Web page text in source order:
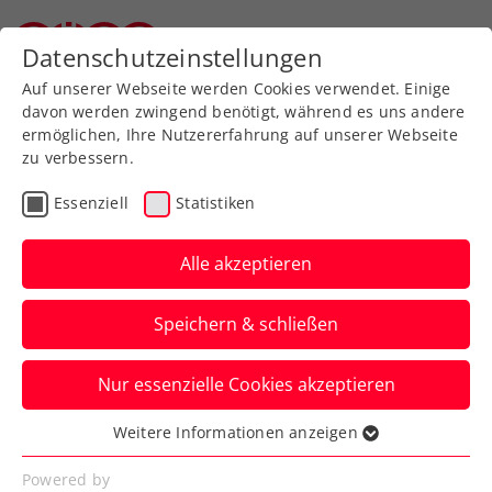
Zurück zur Newsübersicht
Turniere
Generali Open Kitzbühel
2024 mit Ofner und
Thiem
Österreichs Nummern eins und zwei
haben ihre fixen Zusagen fürs ATP-250-
Turnier in Tirol gegeben.
Verfasst von: Presseaussendung / Redaktion, 10.01.2024
Datenschutzeinstellungen
Auf unserer Webseite werden Cookies verwendet. Einige
davon werden zwingend benötigt, während es uns andere
ermöglichen, Ihre Nutzererfahrung auf unserer Webseite
zu verbessern.
Essenziell Statistiken
Alle akzeptieren
Speichern & schließen
Nur essenzielle Cookies akzeptieren
Essenziell
Essenzielle Cookies werden für grundlegende
Weitere Informationen anzeigen
Powered by